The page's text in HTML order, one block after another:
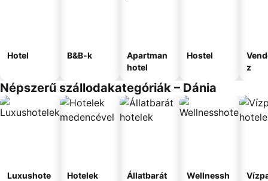
Hotel B&B-k
Apartman
hotel
Hostel
z
Népszerű szállodakategóriák – Dánia
Luxushote
Hotelek
Állatbarát
Wellnessh